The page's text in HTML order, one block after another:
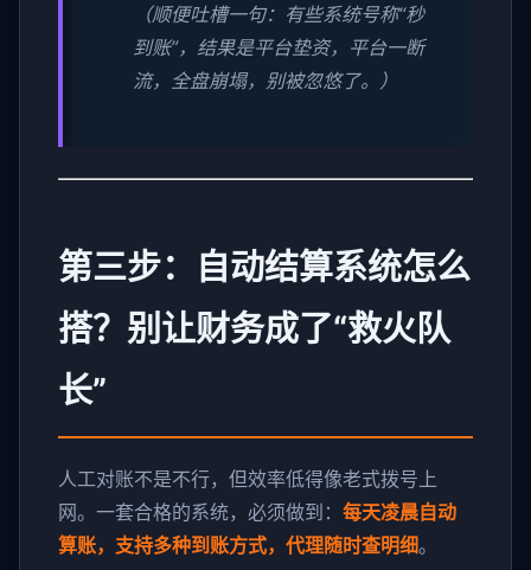
（顺便吐槽一句：有些系统号称“秒
到账”，结果是平台垫资，平台一断
流，全盘崩塌，别被忽悠了。）
第三步：自动结算系统怎么
搭？别让财务成了“救火队
长”
人工对账不是不行，但效率低得像老式拨号上
网。一套合格的系统，必须做到： 每天凌晨自动
算账，支持多种到账方式，代理随时查明细。